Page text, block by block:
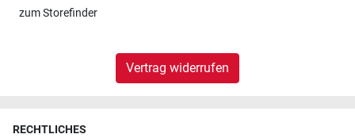
zumStorefinder
Vertrag widerrufen
RECHTLICHES